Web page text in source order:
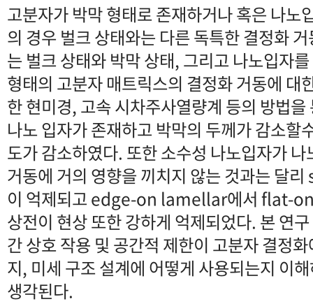
고분자가 박막 형태로 존재하거나 혹은 나노
의 경우 벌크 상태와는 다른 독특한 결정화
는 벌크 상태와 박막 상태, 그리고 나노입자
형태의 고분자 매트릭스의 결정화 거동에 대
한 현미경, 고속 시차주사열량계 등의 방법
나노 입자가 존재하고 박막의 두께가 감소할
도가 감소하였다. 또한 소수성 나노입자가
거동에 거의 영향을 끼치지 않는 것과는 달
이 억제되고 edge-on lamellar에서 flat-
상전이 현상 또한 강하게 억제되었다. 본 연
간 상호 작용 및 공간적 제한이 고분자 결정
지, 미세 구조 설계에 어떻게 사용되는지 이
생각된다.